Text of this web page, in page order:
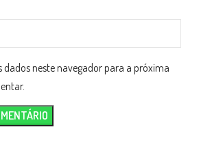
dados neste navegador para a próxima